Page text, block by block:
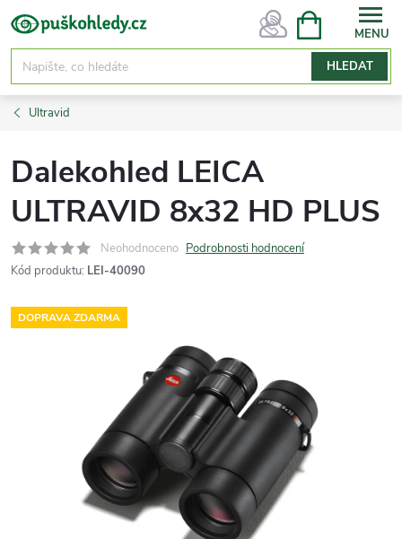
Přejít
na
obsah
HLEDAT
NÁKUPNÍ
Ultravid
Dalekohled LEICA
ULTRAVID 8x32 HD PLUS
Neohodnoceno Podrobnosti hodnocení
Kód produktu: LEI-40090
DOPRAVA ZDARMA